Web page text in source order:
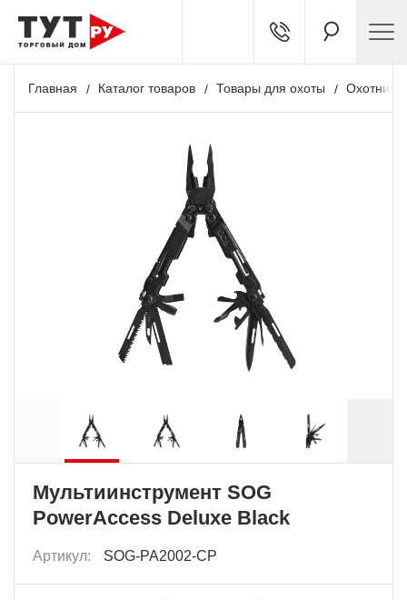
Главная Каталог товаров Товары для охоты
Мультиинструмент SOG
PowerAccess Deluxe Black
Артикул: SOG-PA2002-CP